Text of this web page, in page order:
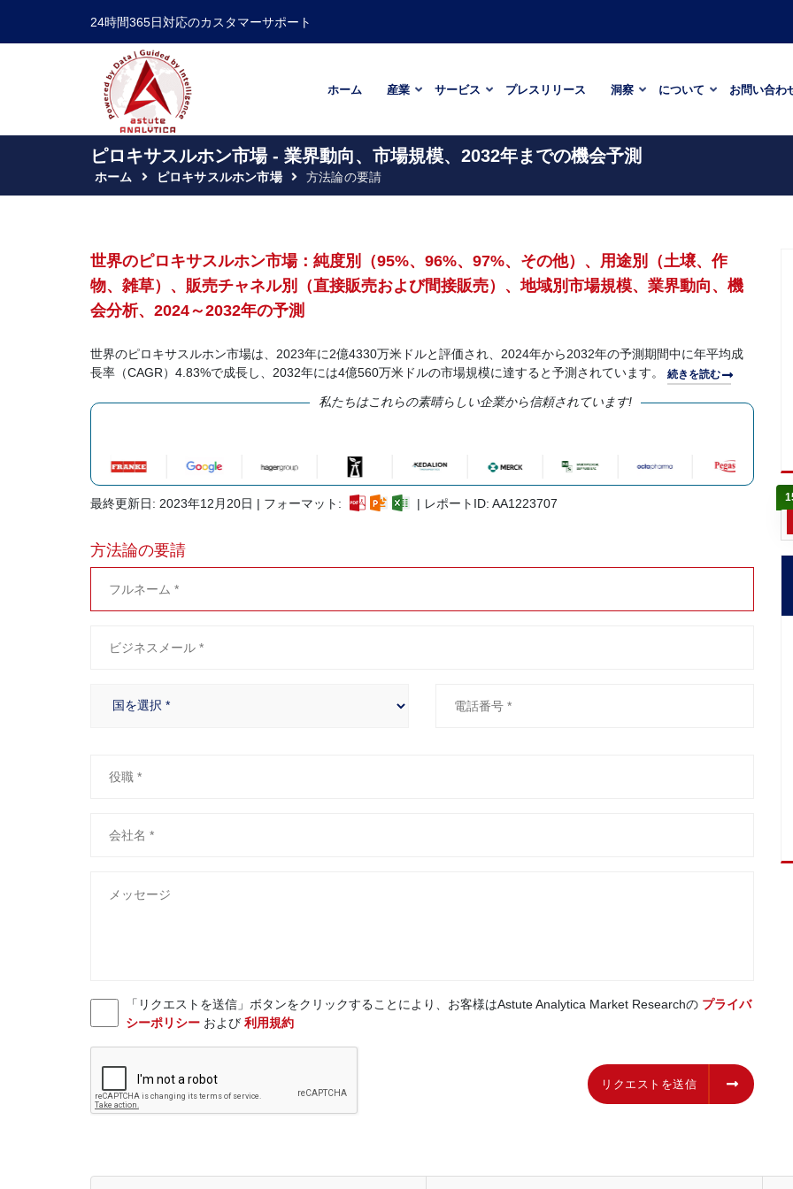
24時間365日対応のカスタマーサポート
ホーム 産業 サービス プレスリリース 洞察 について お問い合わ
ピロキサスルホン市場 - 業界動向、市場規模、2032年までの機会予測
ホーム ピロキサスルホン市場 方法論の要請
世界のピロキサスルホン市場：純度別（95%、96%、97%、その他）、用途別（土壌、作
物、雑草）、販売チャネル別（直接販売および間接販売）、地域別市場規模、業界動向、機
会分析、2024～2032年の予測
世界のピロキサスルホン市場は、2023年に2億4330万米ドルと評価され、2024年から2032年の予測期間中に年平均成
長率（CAGR）4.83%で成長し、2032年には4億560万米ドルの市場規模に達すると予測されています。 続きを読む
私たちはこれらの素晴らしい企業から信頼されています!
最終更新日: 2023年12月20日 | フォーマット: | レポートID: AA1223707
方法論の要請
「リクエストを送信」ボタンをクリックすることにより、お客様はAstute Analytica Market Researchの プライバ
シーポリシーおよび 利用規約
リクエストを送信